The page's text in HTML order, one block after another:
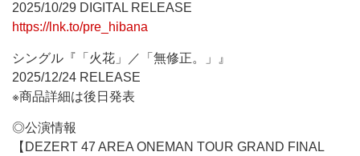
2025/10/29 DIGITAL RELEASE
https://lnk.to/pre_hibana
シングル『「火花」／「無修正。」』
2025/12/24 RELEASE
※商品詳細は後日発表
◎公演情報
【DEZERT 47 AREA ONEMAN TOUR GRAND FINAL